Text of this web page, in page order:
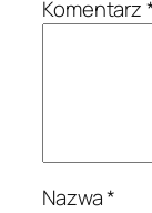
Komentarz
Nazwa*